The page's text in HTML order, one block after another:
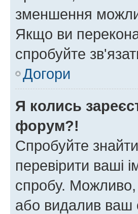
зменшення
Якщо ви
спробуйте
Догори
Я колись
форум?!
Спробуйте
перевірити ваші
спробу. Можливо,
або видалив ваш